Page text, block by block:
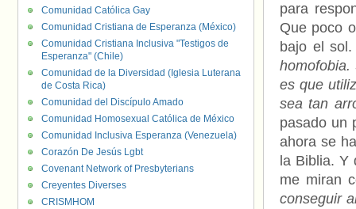
para
Que poco
bajo el
homofobia.
es que
sea tan
pasado un
ahora se
la Biblia. Y
me miran
conseguir
Comunidad Católica Gay
Comunidad Cristiana de Esperanza (México)
Comunidad Cristiana Inclusiva "Testigos de
Esperanza" (Chile)
Comunidad de la Diversidad (Iglesia Luterana
de Costa Rica)
Comunidad del Discípulo Amado
Comunidad Homosexual Católica de México
Comunidad Inclusiva Esperanza (Venezuela)
Corazón De Jesús Lgbt
Covenant Network of Presbyterians
Creyentes Diverses
CRISMHOM